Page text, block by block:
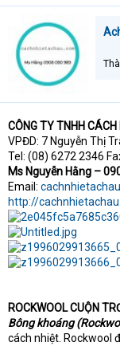
e
d
s
t
a
e
r
y
ử
i
CÔNG TY TNHH
VPĐD: 7 Nguyễn Thị
Tel: (08) 6272 2346
Ms Nguyễn Hằng –
Email:
http://
ROCKWOOL CUỘN
Bông khoáng
cách nhiệt. Rockwool